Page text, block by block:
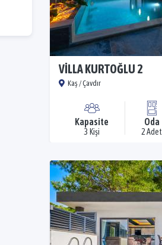
VİLLA KURTOĞLU 2
Kaş / Çavdır
Kapasite
3 Kişi
Oda
2 Adet